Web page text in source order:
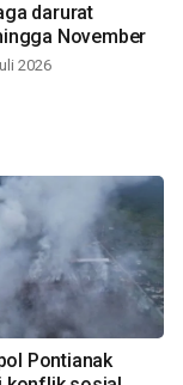
darurat
November
2026
Pontianak